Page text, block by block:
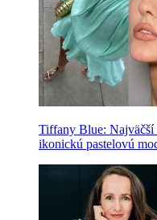
Tiffany Blue:
ikonickú pastelovú